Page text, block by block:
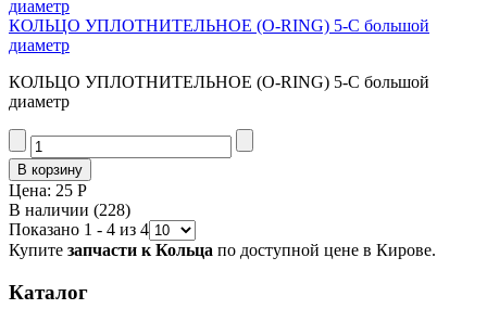
КОЛЬЦО УПЛОТНИТЕЛЬНОЕ (O-RING) 5-C большой
диаметр
КОЛЬЦО УПЛОТНИТЕЛЬНОЕ (O-RING) 5-C большой
диаметр
Цена: 25 Р
В наличии (228)
Показано 1 - 4 из 4
Купите запчасти к Кольца по доступной цене в Кирове.
Каталог